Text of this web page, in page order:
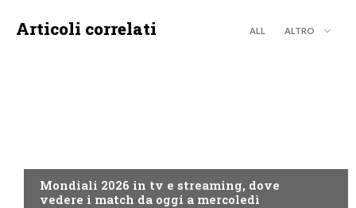
Articoli correlati ALL ALTRO
Mondiali 2026 in tv e streaming, dove
vedere i match da oggi a mercoledì